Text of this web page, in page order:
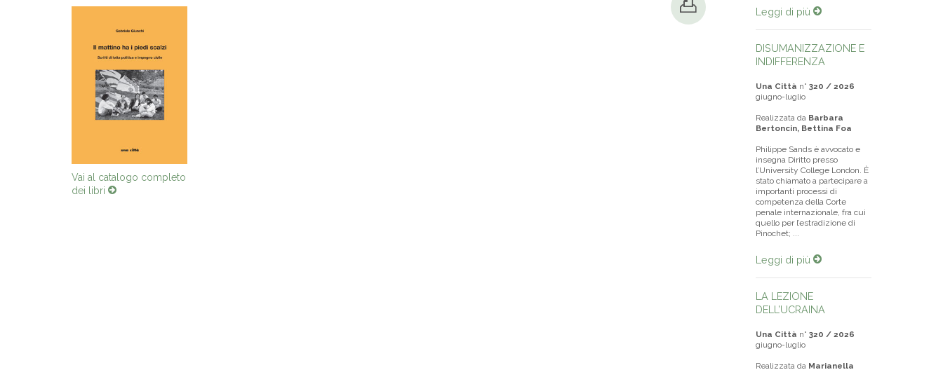
Vai al catalogo completo
dei libri
Leggi di più
DISUMANIZZAZIONE E
INDIFFERENZA
Una Città n° 320 / 2026
giugno-luglio
Realizzata da Barbara
Bertoncin, Bettina Foa
Philippe Sands è avvocato e
insegna Diritto presso
l’University College London. È
stato chiamato a partecipare a
importanti processi di
competenza della Corte
penale internazionale, fra cui
quello per l’estradizione di
Pinochet; ...
Leggi di più
LA LEZIONE
DELL’UCRAINA
Una Città n° 320 / 2026
giugno-luglio
Realizzata da Marianella